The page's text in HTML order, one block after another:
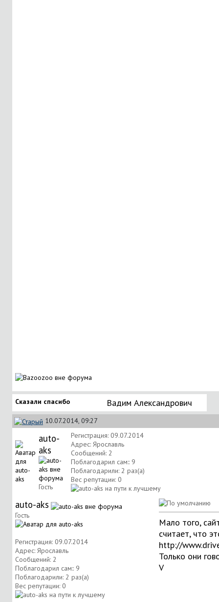
Сказали спасибо Вадим Александрович
10.07.2014, 09:27
auto-
aks
Гость
Регистрация: 09.07.2014
Адрес: Ярославль
Сообщений: 2
Поблагодарил сам:: 9
Поблагодарили: 2 раз(а)
Вес репутации: 0
auto-aks
Гость
Регистрация: 09.07.2014
Адрес: Ярославль
Сообщений: 2
Поблагодарил сам:: 9
Поблагодарили: 2 раз(а)
Вес репутации: 0
Мало того,
считает, что
http://
Только они
V